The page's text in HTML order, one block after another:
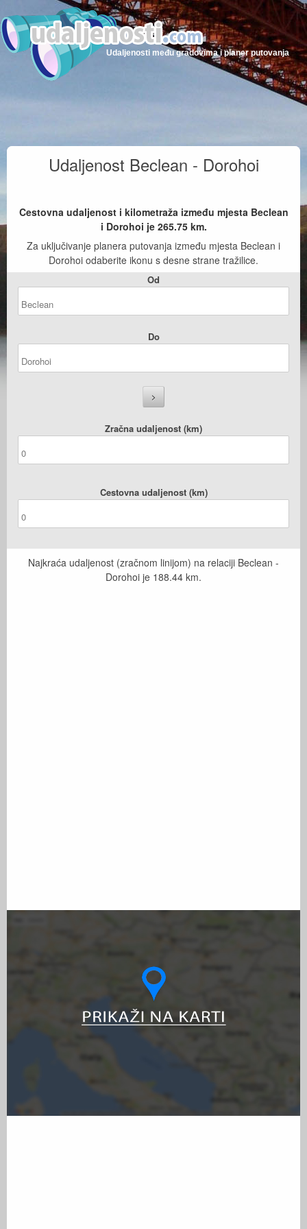
Udaljenosti među gradovima i planer putovanja
Udaljenost Beclean - Dorohoi
Cestovna udaljenost i kilometraža između mjesta Beclean
i Dorohoi je 265.75km.
Za uključivanje planera putovanja između mjesta Beclean i
Dorohoi odaberite ikonu s desne strane tražilice.
Od
Do
Zračna udaljenost (km)
Cestovna udaljenost (km)
Najkraća udaljenost (zračnom linijom) na relaciji Beclean -
Dorohoi je 188.44 km.